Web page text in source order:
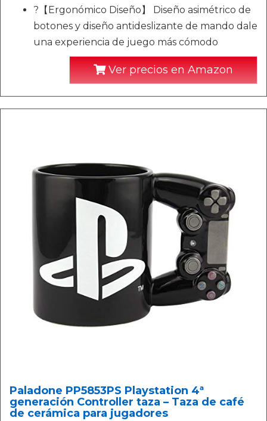
?【Ergonómico Diseño】 Diseño asimétrico de
botones y diseño antideslizante de mando dale
una experiencia de juego más cómodo
Ver precios en Amazon
Paladone PP5853PS Playstation 4ª
generación Controller taza – Taza de café
de cerámica para jugadores